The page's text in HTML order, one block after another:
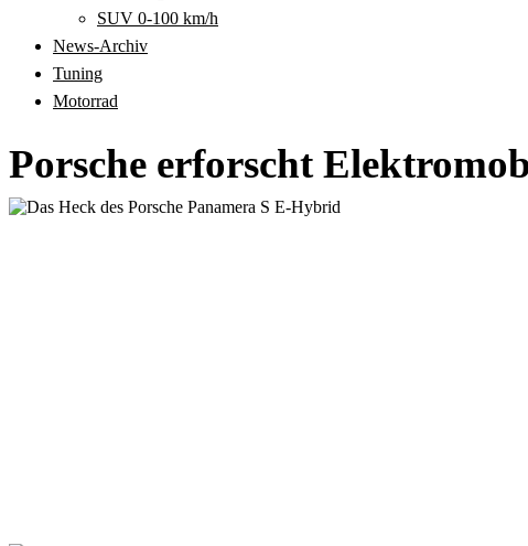
SUV 0-100 km/h
News-Archiv
Tuning
Motorrad
Porsche erforscht